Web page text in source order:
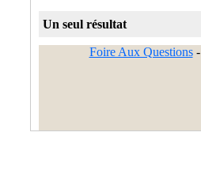
Un seul résultat
Foire Aux Questions-